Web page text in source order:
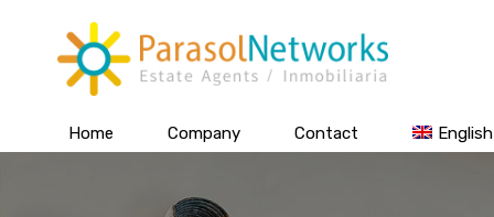
Home Company Contact English